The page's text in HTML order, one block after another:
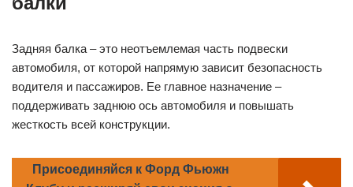
Задняя балка – это неотъемлемая часть подвески
автомобиля, от которой напрямую зависит безопасность
водителя и пассажиров. Ее главное назначение –
поддерживать заднюю ось автомобиля и повышать
жесткость всей конструкции.
Присоединяйся к Форд Фьюжн